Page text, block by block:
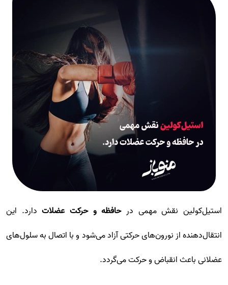
استیل‌کولین نقش مهمی درحافظه و حرکت عضلاتدارد. این
انتقال‌دهنده از نورون‌های حرکتی آزاد می‌شود و با اتصال به سلول‌های
عضلانی باعث انقباض و حرکت می‌گردد.